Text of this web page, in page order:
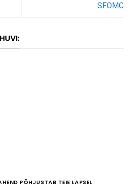
SFOMC
PÕHJUSTAB TEIE LAPSEL